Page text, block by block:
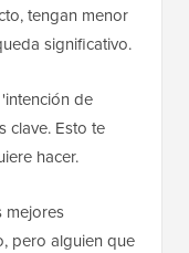
tengan menor
significativo.
de
clave. Esto te
hacer.
mejores
pero alguien que